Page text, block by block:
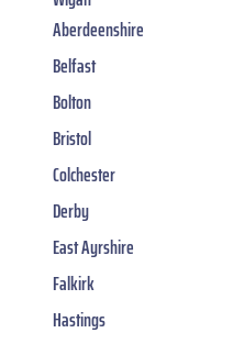
Aberdeenshire
Belfast
Bolton
Bristol
Colchester
Derby
East Ayrshire
Falkirk
Hastings